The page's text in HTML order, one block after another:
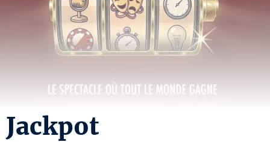
Jackpot